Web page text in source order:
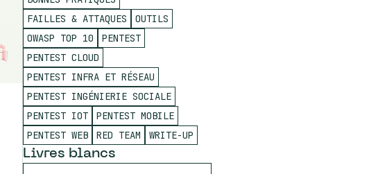
FAILLES & ATTAQUES
OUTILS
OWASP TOP 10
PENTEST
PENTEST CLOUD
PENTEST INFRA ET RÉSEAU
PENTEST INGÉNIERIE SOCIALE
PENTEST IOT
PENTEST MOBILE
PENTEST WEB
RED TEAM WRITE-UP
Livres blancs